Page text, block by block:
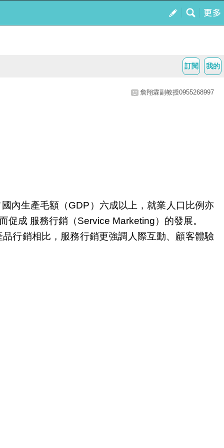
我的
訂閱
詹翔霖副教授0955268997
內生產毛額（GDP ）六成以上，就業人口比例亦
促成 服務行銷（Service Marketing）的發展。
行銷相比，服務行銷更強調人際互動、顧客體驗